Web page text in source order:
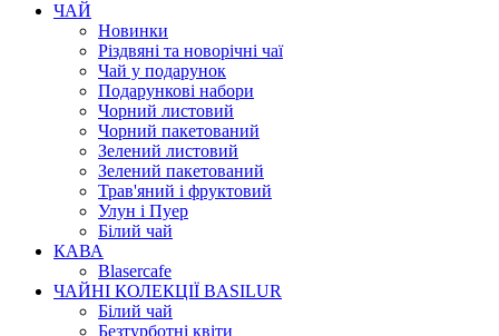
ЧАЙ
Новинки
Різдвяні та новорічні чаї
Чай у подарунок
Подарункові набори
Чорний листовий
Чорний пакетований
Зелений листовий
Зелений пакетований
Трав'яний і фруктовий
Улун і Пуер
Білий чай
КАВА
Blasercafe
ЧАЙНІ КОЛЕКЦІЇ BASILUR
Білий чай
Безтурботні квіти